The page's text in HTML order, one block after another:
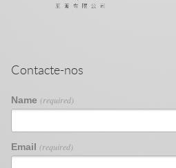
Contacte-nos
Name (required)
Email (required)